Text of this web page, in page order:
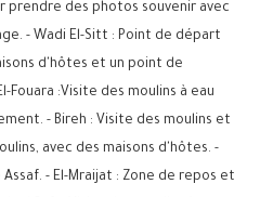
des photos souvenir avec
- Wadi El-Sitt : Point de départ
d'hôtes et un point de
Fouara :Visite des moulins à eau
- Bireh : Visite des moulins et
avec des maisons d'hôtes. -
- El-Mraijat : Zone de repos et